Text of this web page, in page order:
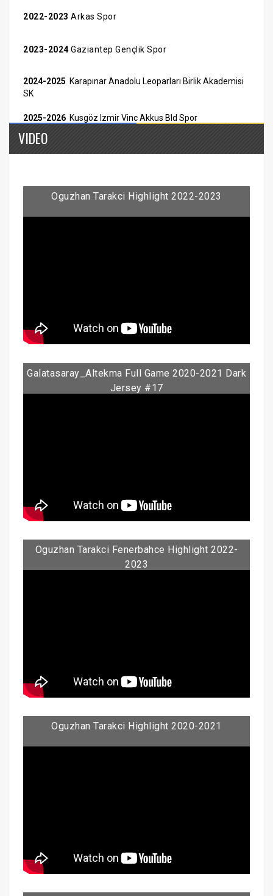
2022-2023 Arkas Spor
2023-2024Gaziantep Gençlik Spor
2024-2025 Karapınar Anadolu Leoparları Birlik Akademisi
SK
2025-2026 Kusgöz Izmir Vinc Akkus Bld Spor
VIDEO
Oguzhan Tarakci Highlight 2022-2023
Galatasaray_Altekma Full Game 2020-2021 Dark
Jersey #17
Oguzhan Tarakci Fenerbahce Highlight 2022-
2023
Oguzhan Tarakci Highlight 2020-2021